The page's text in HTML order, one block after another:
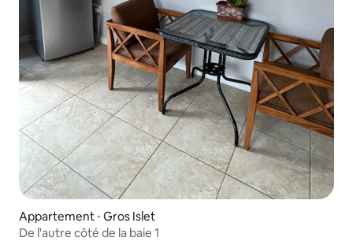
Appartement ⋅ Gros Islet
De l'autre côté de la baie 1